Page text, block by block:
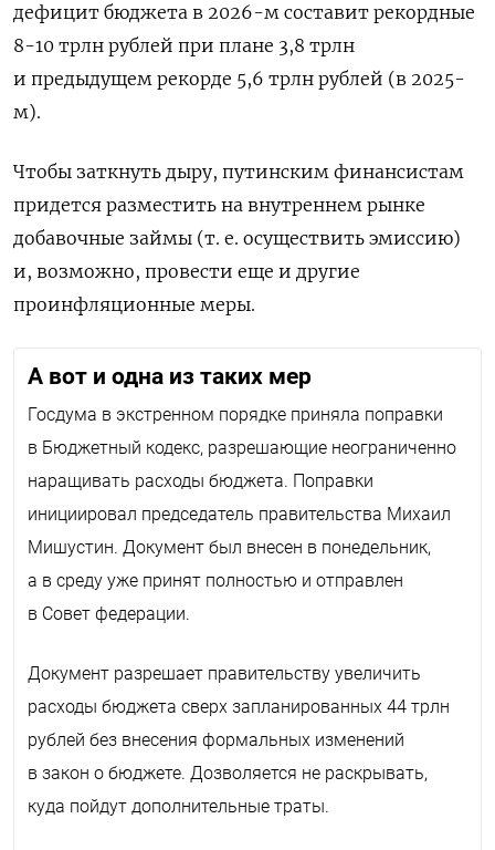
дефицит бюджета в 2026-м составит рекордные
8-10 трлн рублей при плане 3,8 трлн
и предыдущем рекорде 5,6 трлн рублей (в 2025-
м).
Чтобы заткнуть дыру, путинским финансистам
придется разместить на внутреннем рынке
добавочные займы (т. е. осуществить эмиссию)
и, возможно, провести еще и другие
проинфляционные меры.
А вот и одна из таких мер
Госдума в экстренном порядке приняла поправки
в Бюджетный кодекс, разрешающие неограниченно
наращивать расходы бюджета. Поправки
инициировал председатель правительства Михаил
Мишустин. Документ был внесен в понедельник,
а в среду уже принят полностью и отправлен
в Совет федерации.
Документ разрешает правительству увеличить
расходы бюджета сверх запланированных 44 трлн
рублей без внесения формальных изменений
в закон о бюджете. Дозволяется не раскрывать,
куда пойдут дополнительные траты.